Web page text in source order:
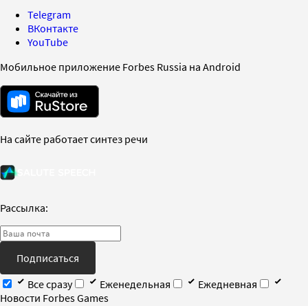
Telegram
ВКонтакте
YouTube
Мобильное приложение Forbes Russia на Android
На сайте работает синтез речи
Рассылка:
Подписаться
Все сразу
Еженедельная
Ежедневная
Новости Forbes Games